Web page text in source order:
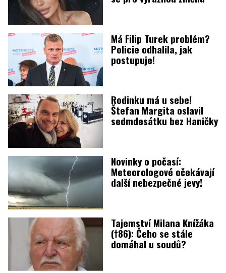
Má Filip Turek problém?
Policie odhalila, jak
postupuje!
Rodinku má u sebe!
Štefan Margita oslavil
sedmdesátku bez Haničky
Novinky o počasí:
Meteorologové očekávají
další nebezpečné jevy!
Tajemství Milana Knížáka
(†86): Čeho se stále
domáhal u soudů?